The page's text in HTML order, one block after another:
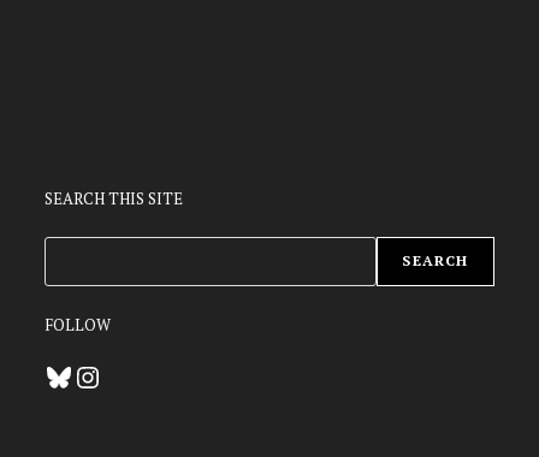
SEARCH THIS SITE
SEARCH
FOLLOW
BlueskyInstagram